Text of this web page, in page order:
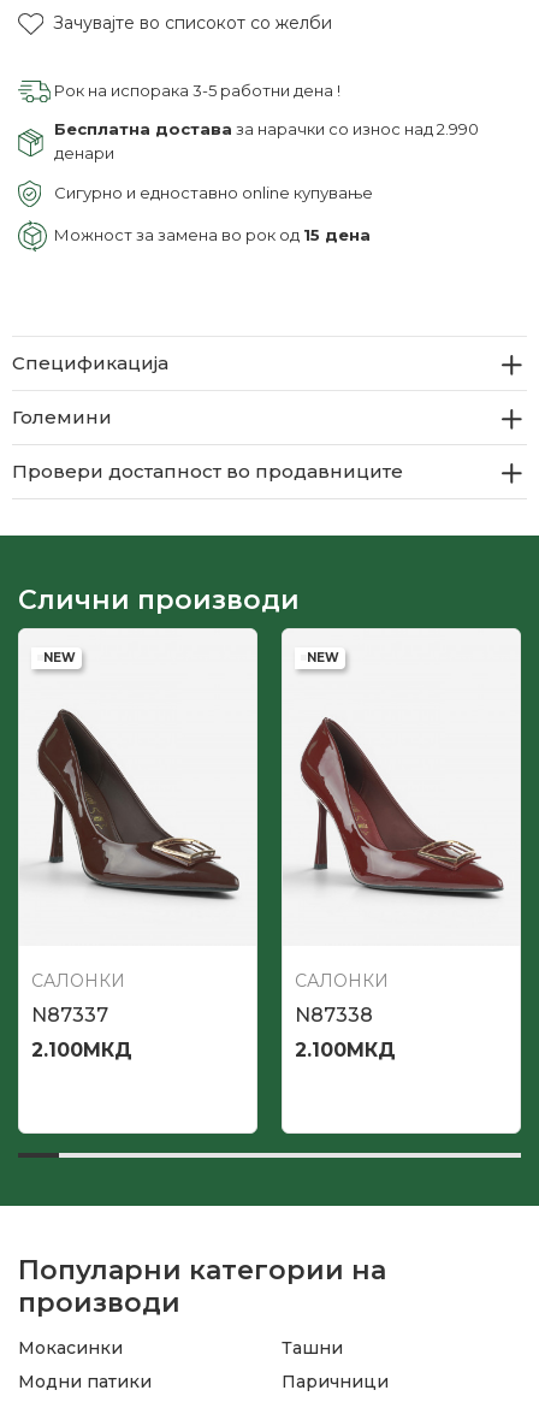
Зачувајте во списокот со желби
Рок на испорака 3-5 работни дена !
Бесплатна достава за нарачки со износ над 2.990
денари
Сигурно и едноставно online купување
Можност за замена во рок од 15 дена
Спецификација
Големини
Провери достапност во продавниците
Слични производи
NEW
САЛОНКИ
N87337
2.100МКД
NEW
САЛОНКИ
N87338
2.100МКД
Популарни категории на
производи
Мокасинки
Модни патики
Ташни
Паричници